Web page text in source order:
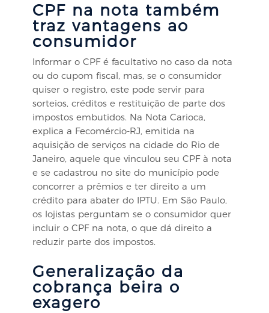
CPF na nota também
traz vantagens ao
consumidor
Informar o CPF é facultativo no caso da nota
ou do cupom fiscal, mas, se o consumidor
quiser o registro, este pode servir para
sorteios, créditos e restituição de parte dos
impostos embutidos. Na Nota Carioca,
explica a Fecomércio-RJ, emitida na
aquisição de serviços na cidade do Rio de
Janeiro, aquele que vinculou seu CPF à nota
e se cadastrou no site do município pode
concorrer a prêmios e ter direito a um
crédito para abater do IPTU. Em São Paulo,
os lojistas perguntam se o consumidor quer
incluir o CPF na nota, o que dá direito a
reduzir parte dos impostos.
Generalização da
cobrança beira o
exagero